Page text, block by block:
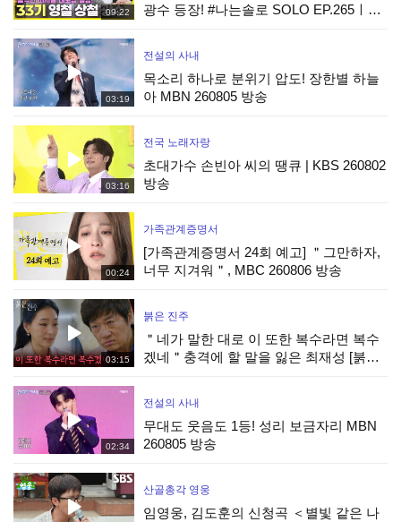
09:22
광수 등장! #나는솔로 SOLO EP.265ㅣ
03:19
전설의 사내
목소리 하나로 분위기 압도! 장한별 하늘
아 MBN 260805 방송
03:16
전국 노래자랑
초대가수 손빈아 씨의 땡큐 | KBS 260802
방송
00:24
가족관계증명서
[가족관계증명서 24회 예고] ＂그만하자,
너무 지겨워＂, MBC 260806 방송
03:15
붉은 진주
＂네가 말한 대로 이 또한 복수라면 복수
겠네＂충격에 할 말을 잃은 최재성 [붉은
02:34
전설의 사내
무대도 웃음도 1등! 성리 보금자리 MBN
260805 방송
산골총각 영웅
임영웅, 김도훈의 신청곡 ＜별빛 같은 나